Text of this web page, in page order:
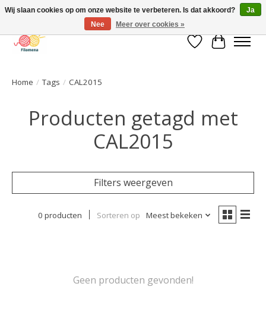
Verlanglijst
Home / Tags / CAL2015
Producten getagd met
CAL2015
Filters weergeven
0 producten Sorteren op Meest bekeken
Geen producten gevonden!
Wij slaan cookies op om onze website te verbeteren. Is dat akkoord?
Ja
Nee
Meer over cookies »